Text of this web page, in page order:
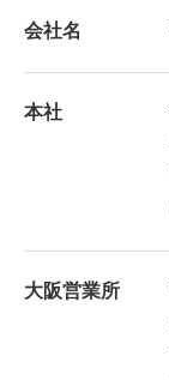
会社名
本社
大阪営業所